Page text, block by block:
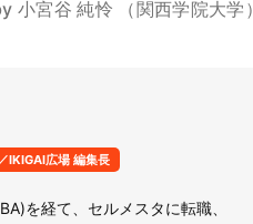
宮谷 純怜 （関西学院大学）
IKIGAI広場 編集長
を経て、セルメスタに転職、